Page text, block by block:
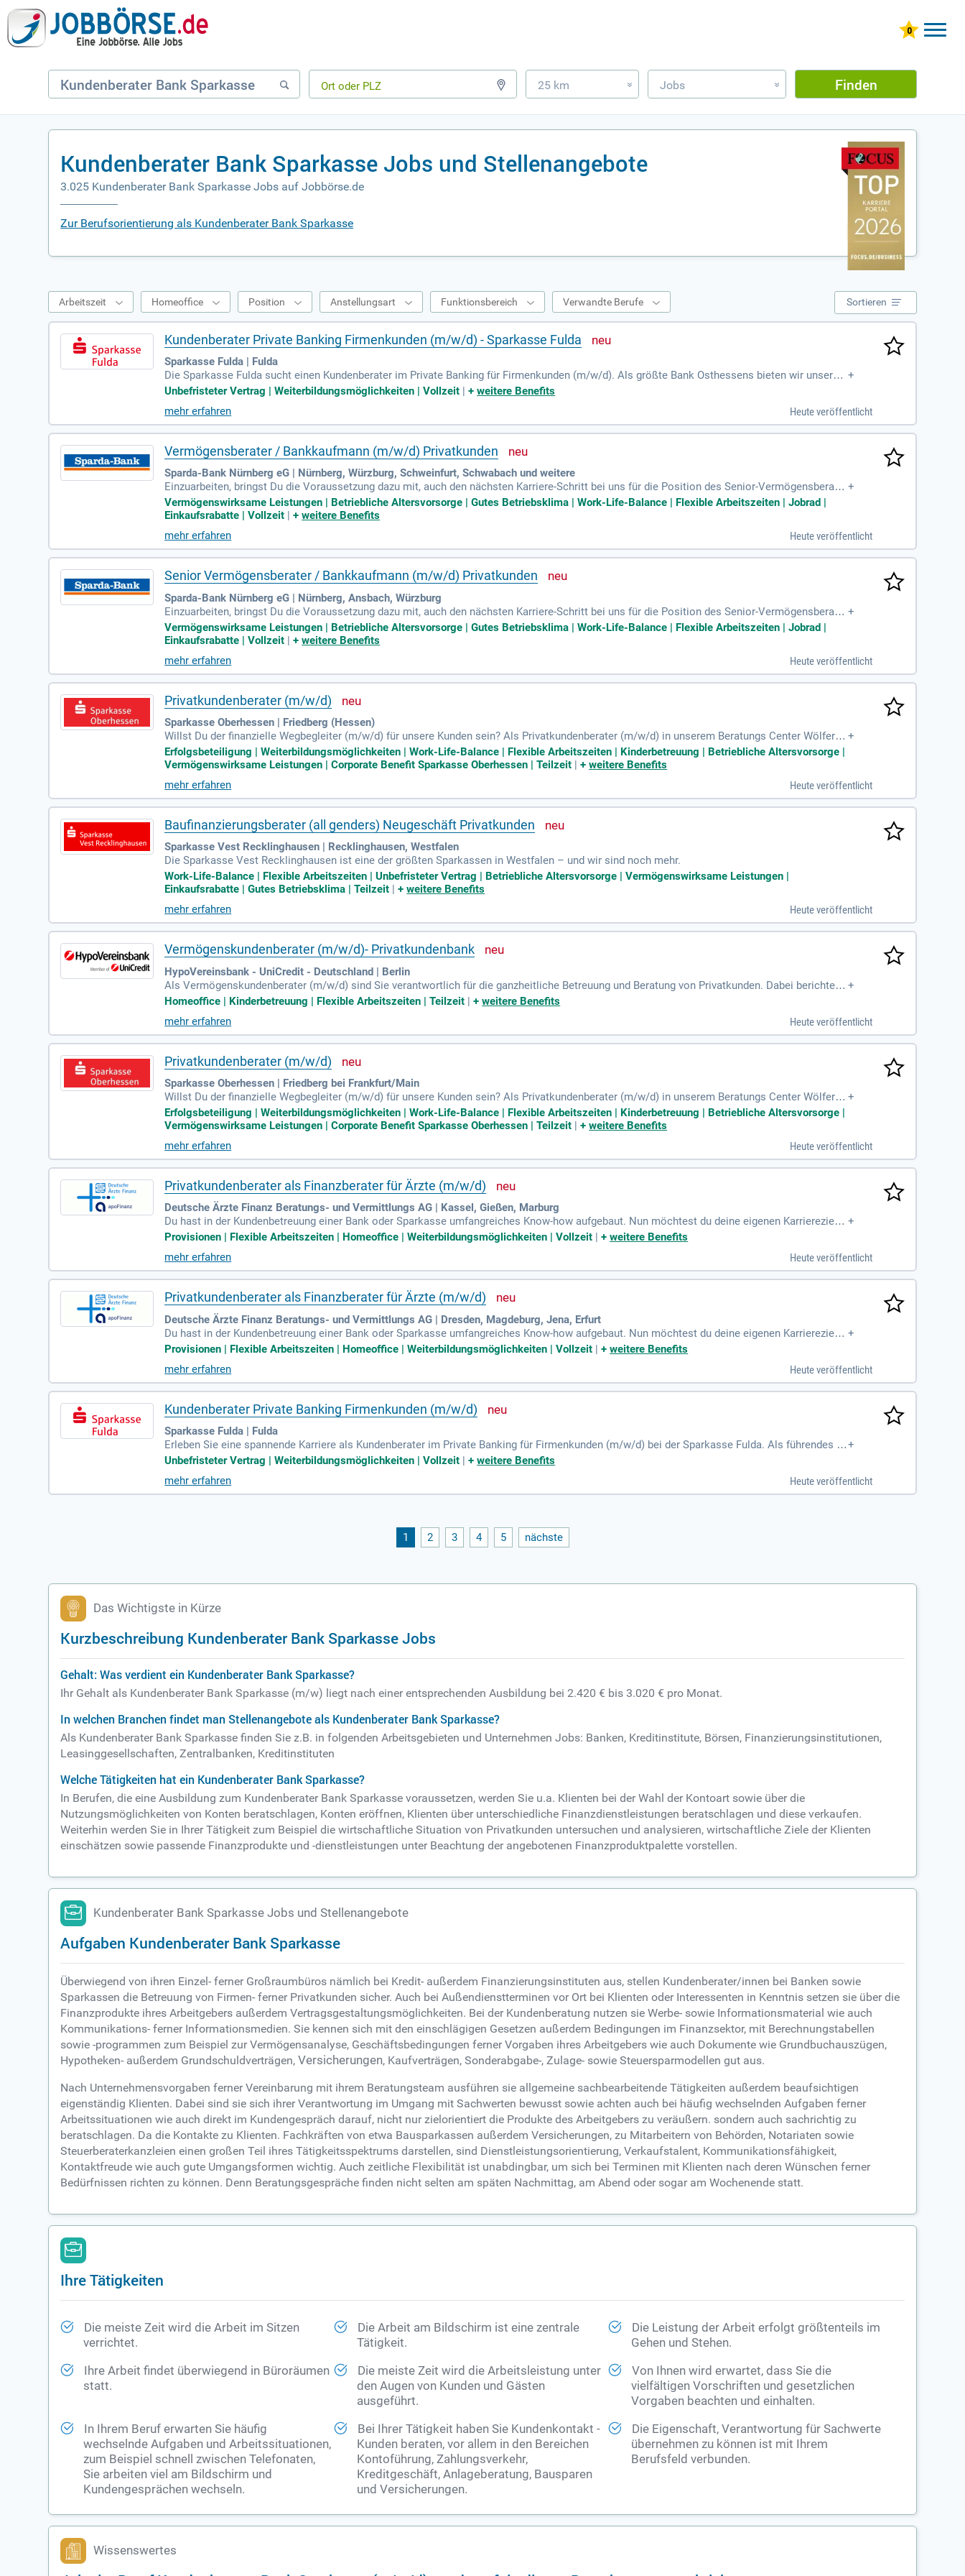
25 km » Jobs » Finden
Kundenberater Bank Sparkasse Jobs und Stellenangebote
3.025 Kundenberater Bank Sparkasse Jobs auf Jobbörse.de
Zur Berufsorientierung als Kundenberater Bank Sparkasse
Arbeitszeit Homeoffice Position Anstellungsart Funktionsbereich Verwandte Berufe Sortieren
Kundenberater Private Banking Firmenkunden (m/w/d) - Sparkasse Fulda
Sparkasse Fulda | Fulda
Die Sparkasse Fulda sucht einen Kundenberater im Private Banking für Firmenkunden (m/w/d). Als größte Bank Osthessens bieten wir unseren
Mitarbeitern eine sichere Zukunft mit einem unbefristeten Arbeitsvertrag. Freuen Sie sich auf eine attraktive Vergütung nach TVöD-S, 32 Tage
Urlaub und spannende Aufgaben. Das hybride Arbeiten und zahlreiche Weiterbildungsmöglichkeiten unterstützen Ihre Karriere. Zudem profitiere
n Sie von einer betrieblichen Altersvorsorge, Mitarbeitervorteilen und Teamevents. Werden Sie Teil eines der beliebtesten Arbeitgeber in Deuts
chland und gestalten Sie die Finanzwelt unserer Kunden aktiv mit!
+
Unbefristeter Vertrag | Weiterbildungsmöglichkeiten | Vollzeit |+weitere Benefits
mehr erfahren
Heute veröffentlicht
Vermögensberater / Bankkaufmann (m/w/d) Privatkunden
Sparda-Bank Nürnberg eG | Nürnberg, Würzburg, Schweinfurt, Schwabach und weitere
Einzuarbeiten, bringst Du die Voraussetzung dazu mit, auch den nächsten Karriere-Schritt bei uns für die Position des Senior-Vermögensberater
s für das gehobene Privatkundensegment zu gehen Vergütung / Sozialleistungen: Wir bieten eine tarifliche Vergütung
+
Vermögenswirksame Leistungen | Betriebliche Altersvorsorge | Gutes Betriebsklima | Work-Life-Balance | Flexible Arbeitszeiten | Jobrad |
Einkaufsrabatte | Vollzeit |+weitere Benefits
mehr erfahren
Heute veröffentlicht
Senior Vermögensberater / Bankkaufmann (m/w/d) Privatkunden
Sparda-Bank Nürnberg eG | Nürnberg, Ansbach, Würzburg
Einzuarbeiten, bringst Du die Voraussetzung dazu mit, auch den nächsten Karriere-Schritt bei uns für die Position des Senior-Vermögensberater
s für das gehobene Privatkundensegment zu gehen Vergütung / Sozialleistungen: Wir bieten eine tarifliche Vergütung
+
Vermögenswirksame Leistungen | Betriebliche Altersvorsorge | Gutes Betriebsklima | Work-Life-Balance | Flexible Arbeitszeiten | Jobrad |
Einkaufsrabatte | Vollzeit |+weitere Benefits
mehr erfahren
Heute veröffentlicht
Privatkundenberater (m/w/d)
Sparkasse Oberhessen | Friedberg (Hessen)
Willst Du der finanzielle Wegbegleiter (m/w/d) für unsere Kunden sein? Als Privatkundenberater (m/w/d) in unserem Beratungs Center Wölfersh
eim oder Bad Nauheim wirkst Du aktiv an der Zukunft unserer Sparkasse und unserer Kunden mit.
+
Erfolgsbeteiligung | Weiterbildungsmöglichkeiten | Work-Life-Balance | Flexible Arbeitszeiten | Kinderbetreuung | Betriebliche Altersvorsorge |
Vermögenswirksame Leistungen | Corporate Benefit Sparkasse Oberhessen | Teilzeit |+weitere Benefits
mehr erfahren
Heute veröffentlicht
Baufinanzierungsberater (all genders) Neugeschäft Privatkunden
Sparkasse Vest Recklinghausen | Recklinghausen, Westfalen
Die Sparkasse Vest Recklinghausen ist eine der größten Sparkassen in Westfalen – und wir sind noch mehr.
Work-Life-Balance | Flexible Arbeitszeiten | Unbefristeter Vertrag | Betriebliche Altersvorsorge | Vermögenswirksame Leistungen |
Einkaufsrabatte | Gutes Betriebsklima | Teilzeit |+weitere Benefits
mehr erfahren
Heute veröffentlicht
Vermögenskundenberater (m/w/d)- Privatkundenbank
HypoVereinsbank - UniCredit - Deutschland | Berlin
Als Vermögenskundenberater (m/w/d) sind Sie verantwortlich für die ganzheitliche Betreuung und Beratung von Privatkunden. Dabei berichten
Sie an den Filial- bzw. Filialverbundsleiter (m/w/d).
+
Homeoffice | Kinderbetreuung | Flexible Arbeitszeiten | Teilzeit |+weitere Benefits
mehr erfahren
Heute veröffentlicht
Privatkundenberater (m/w/d)
Sparkasse Oberhessen | Friedberg bei Frankfurt/Main
Willst Du der finanzielle Wegbegleiter (m/w/d) für unsere Kunden sein? Als Privatkundenberater (m/w/d) in unserem Beratungs Center Wölfersh
eim oder Bad Nauheim wirkst Du aktiv an der Zukunft unserer Sparkasse und unserer Kunden mit.
+
Erfolgsbeteiligung | Weiterbildungsmöglichkeiten | Work-Life-Balance | Flexible Arbeitszeiten | Kinderbetreuung | Betriebliche Altersvorsorge |
Vermögenswirksame Leistungen | Corporate Benefit Sparkasse Oberhessen | Teilzeit |+weitere Benefits
mehr erfahren
Heute veröffentlicht
Privatkundenberater als Finanzberater für Ärzte (m/w/d)
Deutsche Ärzte Finanz Beratungs- und Vermittlungs AG | Kassel, Gießen, Marburg
Du hast in der Kundenbetreuung einer Bank oder Sparkasse umfangreiches Know-how aufgebaut. Nun möchtest du deine eigenen Karriereziele
verfolgen, statt vorgegebene Absatzziele zu erfüllen? Dann bist du bei uns richtig.
+
Provisionen | Flexible Arbeitszeiten | Homeoffice | Weiterbildungsmöglichkeiten | Vollzeit |+weitere Benefits
mehr erfahren
Heute veröffentlicht
Privatkundenberater als Finanzberater für Ärzte (m/w/d)
Deutsche Ärzte Finanz Beratungs- und Vermittlungs AG | Dresden, Magdeburg, Jena, Erfurt
Du hast in der Kundenbetreuung einer Bank oder Sparkasse umfangreiches Know-how aufgebaut. Nun möchtest du deine eigenen Karriereziele
verfolgen, statt vorgegebene Absatzziele zu erfüllen? Dann bist du bei uns richtig.
+
Provisionen | Flexible Arbeitszeiten | Homeoffice | Weiterbildungsmöglichkeiten | Vollzeit |+weitere Benefits
mehr erfahren
Heute veröffentlicht
Kundenberater Private Banking Firmenkunden (m/w/d)
Sparkasse Fulda | Fulda
Erleben Sie eine spannende Karriere als Kundenberater im Private Banking für Firmenkunden (m/w/d) bei der Sparkasse Fulda. Als führendes Kr
editinstitut in Osthessen bieten wir Ihnen nicht nur einen unbefristeten Arbeitsvertrag, sondern auch eine attraktive Vergütung nach TVöD-S, ink
lusive 13,8 Gehältern. Genießen Sie 32 Tage Urlaub sowie zusätzliche Bankfeiertage am 24.12. und 31.12. Bei uns erwartet Sie eine verantwortu
ngsvolle Tätigkeit mit der Option auf hybrides Arbeiten. Darüber hinaus unterstützen wir Ihre Altersvorsorge durch attraktive, betriebliche Zusch
üsse. Werden Sie Teil unseres dynamischen Teams und gestalten Sie Ihre Zukunft mit uns!
+
Unbefristeter Vertrag | Weiterbildungsmöglichkeiten | Vollzeit |+weitere Benefits
mehr erfahren
Heute veröffentlicht
1 2 3 4 5 nächste
Das Wichtigste in Kürze
Kurzbeschreibung Kundenberater Bank Sparkasse Jobs
Gehalt: Was verdient ein Kundenberater Bank Sparkasse?
Ihr Gehalt als Kundenberater Bank Sparkasse (m/w) liegt nach einer entsprechenden Ausbildung bei 2.420 € bis 3.020 € pro Monat.
In welchen Branchen findet man Stellenangebote als Kundenberater Bank Sparkasse?
Als Kundenberater Bank Sparkasse finden Sie z.B. in folgenden Arbeitsgebieten und Unternehmen Jobs: Banken, Kreditinstitute, Börsen, Finanzierungsinstitutionen,
Leasinggesellschaften, Zentralbanken, Kreditinstituten
Welche Tätigkeiten hat ein Kundenberater Bank Sparkasse?
In Berufen, die eine Ausbildung zum Kundenberater Bank Sparkasse voraussetzen, werden Sie u.a. Klienten bei der Wahl der Kontoart sowie über die
Nutzungsmöglichkeiten von Konten beratschlagen, Konten eröffnen, Klienten über unterschiedliche Finanzdienstleistungen beratschlagen und diese verkaufen.
Weiterhin werden Sie in Ihrer Tätigkeit zum Beispiel die wirtschaftliche Situation von Privatkunden untersuchen und analysieren, wirtschaftliche Ziele der Klienten
einschätzen sowie passende Finanzprodukte und -dienstleistungen unter Beachtung der angebotenen Finanzproduktpalette vorstellen.
Kundenberater Bank Sparkasse Jobs und Stellenangebote
Aufgaben Kundenberater Bank Sparkasse
Überwiegend von ihren Einzel- ferner Großraumbüros nämlich bei Kredit- außerdem Finanzierungsinstituten aus, stellen Kundenberater/innen bei Banken sowie
Sparkassen die Betreuung von Firmen- ferner Privatkunden sicher. Auch bei Außendienstterminen vor Ort bei Klienten oder Interessenten in Kenntnis setzen sie über die
Finanzprodukte ihres Arbeitgebers außerdem Vertragsgestaltungsmöglichkeiten. Bei der Kundenberatung nutzen sie Werbe- sowie Informationsmaterial wie auch
Kommunikations- ferner Informationsmedien. Sie kennen sich mit den einschlägigen Gesetzen außerdem Bedingungen im Finanzsektor, mit Berechnungstabellen
sowie -programmen zum Beispiel zur Vermögensanalyse, Geschäftsbedingungen ferner Vorgaben ihres Arbeitgebers wie auch Dokumente wie Grundbuchauszügen,
Hypotheken- außerdem Grundschuldverträgen,Versicherungen, Kaufverträgen, Sonderabgabe-, Zulage- sowie Steuersparmodellen gut aus.
Nach Unternehmensvorgaben ferner Vereinbarung mit ihrem Beratungsteam ausführen sie allgemeine sachbearbeitende Tätigkeiten außerdem beaufsichtigen
eigenständig Klienten. Dabei sind sie sich ihrer Verantwortung im Umgang mit Sachwerten bewusst sowie achten auch bei häufig wechselnden Aufgaben ferner
Arbeitssituationen wie auch direkt im Kundengespräch darauf, nicht nur zielorientiert die Produkte des Arbeitgebers zu veräußern. sondern auch sachrichtig zu
beratschlagen. Da die Kontakte zu Klienten. Fachkräften von etwa Bausparkassen außerdem Versicherungen, zu Mitarbeitern von Behörden, Notariaten sowie
Steuerberaterkanzleien einen großen Teil ihres Tätigkeitsspektrums darstellen, sind Dienstleistungsorientierung, Verkaufstalent, Kommunikationsfähigkeit,
Kontaktfreude wie auch gute Umgangsformen wichtig. Auch zeitliche Flexibilität ist unabdingbar, um sich bei Terminen mit Klienten nach deren Wünschen ferner
Bedürfnissen richten zu können. Denn Beratungsgespräche finden nicht selten am späten Nachmittag, am Abend oder sogar am Wochenende statt.
Ihre Tätigkeiten
Die meiste Zeit wird die Arbeit im Sitzen
verrichtet.
Die Arbeit am Bildschirm ist eine zentrale
Tätigkeit.
Die Leistung der Arbeit erfolgt größtenteils im
Gehen und Stehen.
Ihre Arbeit findet überwiegend in Büroräumen
statt.
Die meiste Zeit wird die Arbeitsleistung unter
den Augen von Kunden und Gästen
ausgeführt.
Von Ihnen wird erwartet, dass Sie die
vielfältigen Vorschriften und gesetzlichen
Vorgaben beachten und einhalten.
In Ihrem Beruf erwarten Sie häufig
wechselnde Aufgaben und Arbeitssituationen,
zum Beispiel schnell zwischen Telefonaten,
Sie arbeiten viel am Bildschirm und
Kundengesprächen wechseln.
Bei Ihrer Tätigkeit haben Sie Kundenkontakt -
Kunden beraten, vor allem in den Bereichen
Kontoführung, Zahlungsverkehr,
Kreditgeschäft, Anlageberatung, Bausparen
und Versicherungen.
Die Eigenschaft, Verantwortung für Sachwerte
übernehmen zu können ist mit Ihrem
Berufsfeld verbunden.
Wissenswertes